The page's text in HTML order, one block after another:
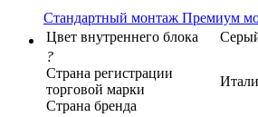
Стандартный монтаж Премиум
Цвет внутреннего блока
?
Страна регистрации
торговой марки
Страна бренда